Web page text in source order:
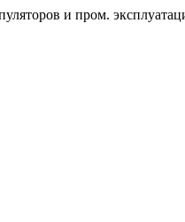
и пром.